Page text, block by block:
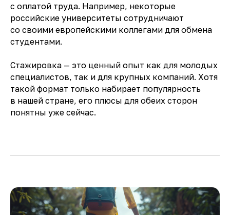
с оплатой труда. Например, некоторые
российские университеты сотрудничают
со своими европейскими коллегами для обмена
студентами.
Стажировка — это ценный опыт как для молодых
специалистов, так и для крупных компаний. Хотя
такой формат только набирает популярность
в нашей стране, его плюсы для обеих сторон
понятны уже сейчас.
— Новые меры поддержки
молодежных проектов
— Вебинары, лекции, прямые эфиры
и обсуждения
ПОДПИСАТЬСЯ